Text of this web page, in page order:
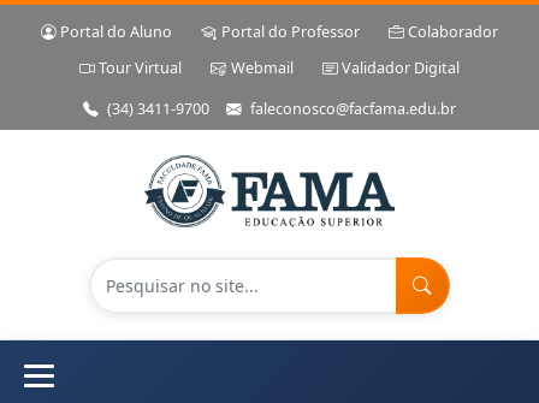
Portal do Aluno Portal do Professor
Colaborador
Tour Virtual
Webmail
Validador Digital
(34) 3411-9700
faleconosco@facfama.edu.br